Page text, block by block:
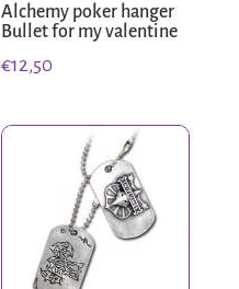
Alchemy poker hanger
Bullet for my valentine
€12,50